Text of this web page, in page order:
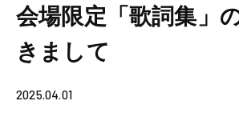
会場限定「歌詞集」
きまして
2025.04.01